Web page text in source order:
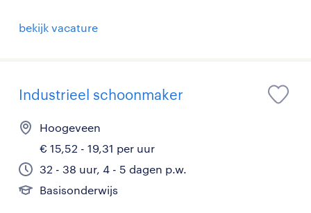
bekijk vacature
Industrieel schoonmaker
Hoogeveen
€ 15,52 - 19,31 per uur
32 - 38 uur, 4 - 5 dagen p.w.
Basisonderwijs